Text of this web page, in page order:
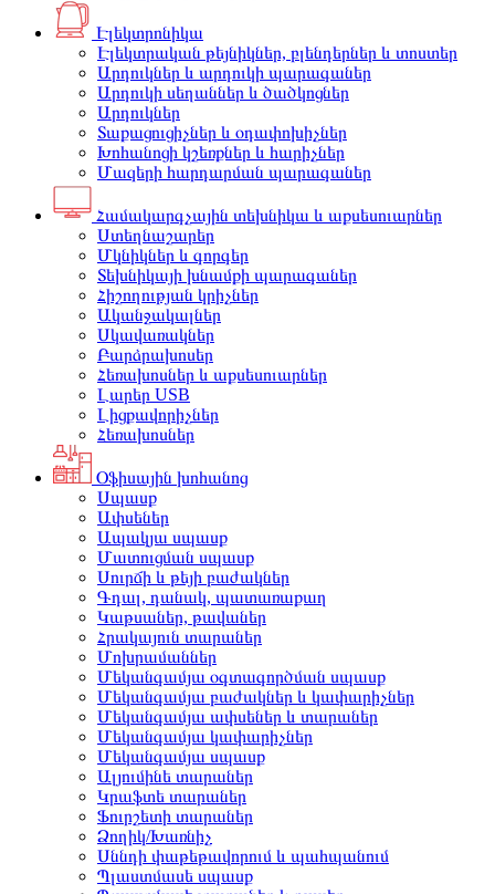
Էլեկտրոնիկա
Էլեկտրական թեյնիկներ, բլենդերներ և տոստեր
Արդուկներ և արդուկի պարագաներ
Արդուկի սեղաններ և ծածկոցներ
Արդուկներ
Տաքացուցիչներ և օդափոխիչներ
Խոհանոցի կշեռքներ և հարիչներ
Մազերի հարդարման պարագաներ
Համակարգչային տեխնիկա և աքսեսուարներ
Ստեղնաշարեր
Մկնիկներ և գորգեր
Տեխնիկայի խնամքի պարագաներ
Հիշողության կրիչներ
Ականջակալներ
Սկավառակներ
Բարձրախոսեր
Հեռախոսներ և աքսեսուարներ
Լարեր USB
Լիցքավորիչներ
Հեռախոսներ
Օֆիսային խոհանոց
Սպասք
Ափսեներ
Ապակյա սպասք
Մատուցման սպասք
Սուրճի և թեյի բաժակներ
Գդալ, դանակ, պատառաքաղ
Կաթսաներ, թավաներ
Հրակայուն տարաներ
Մոխրամաններ
Մեկանգամյա օգտագործման սպասք
Մեկանգամյա բաժակներ և կափարիչներ
Մեկանգամյա ափսեներ և տարաներ
Մեկանգամյա կափարիչներ
Մեկանգամյա սպասք
Ալյումինե տարաներ
Կրաֆտե տարաներ
Ֆուրշետի տարաներ
Ձողիկ/Խառնիչ
Սննդի փաթեթավորում և պահպանում
Պլաստմասե սպասք